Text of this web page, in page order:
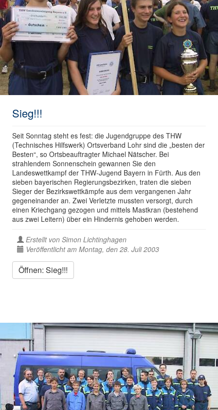
Sieg!!!
Seit Sonntag steht es fest: die Jugendgruppe des THW
(Technisches Hilfswerk) Ortsverband Lohr sind die „besten der
Besten“, so Ortsbeauftragter Michael Nätscher. Bei
strahlendem Sonnenschein gewannen Sie den
Landeswettkampf der THW-Jugend Bayern in Fürth. Aus den
sieben bayerischen Regierungsbezirken, traten die sieben
Sieger der Bezirkswettkämpfe aus dem vergangenen Jahr
gegeneinander an. Zwei Verletzte mussten versorgt, durch
einen Kriechgang gezogen und mittels Mastkran (bestehend
aus zwei Leitern) über ein Hindernis gehoben werden.
Erstellt von Simon Lichtinghagen
Veröffentlicht am Montag, den 28. Juli 2003
Öffnen: Sieg!!!